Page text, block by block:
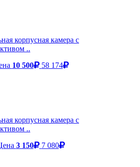
корпусная камера с
..
10 500 58 174
корпусная камера с
..
3 150 7 080